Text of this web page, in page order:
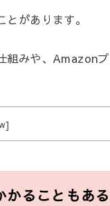
があります。
みや、Amazon
]
ることもある